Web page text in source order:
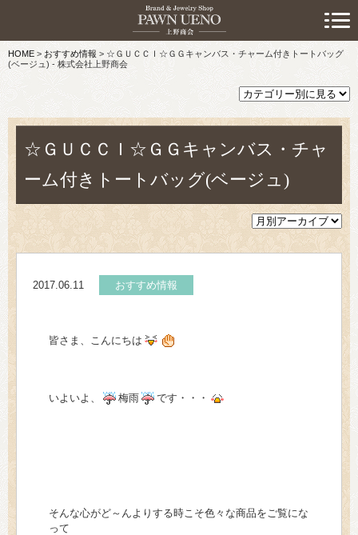
HOME > おすすめ情報 > ☆ＧＵＣＣＩ☆ＧＧキャンバス・チャーム付きトートバッグ
(ベージュ) - 株式会社上野商会
☆ＧＵＣＣＩ☆ＧＧキャンバス・チャ
ーム付きトートバッグ(ベージュ)
2017.06.11 おすすめ情報
皆さま、こんにちは
いよいよ、 梅雨 です・・・
そんな心がど～んよりする時こそ色々な商品をご覧にな
って
> 初めての方へ
> 預けたい方
> 売りたい方
> 取り扱い品目
> 商品情報
> スタッフおすすめ情報
> お知らせ
> アクセス
> 古物営業法に基づく表示